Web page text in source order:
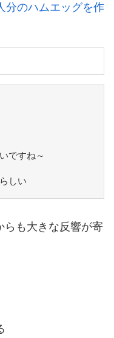
分のハムエッグを作
ですね～
しい
らも大きな反響が寄